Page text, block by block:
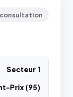
Secteur 1
Prix (95)